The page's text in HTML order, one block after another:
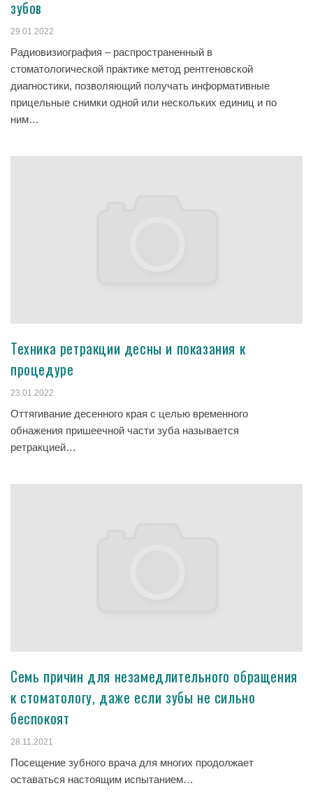
зубов
29.01.2022
Радиовизиография – распространенный в
стоматологической практике метод рентгеновской
диагностики, позволяющий получать информативные
прицельные снимки одной или нескольких единиц и по
ним…
Техника ретракции десны и показания к
процедуре
23.01.2022
Оттягивание десенного края с целью временного
обнажения пришеечной части зуба называется
ретракцией…
Семь причин для незамедлительного обращения
к стоматологу, даже если зубы не сильно
беспокоят
28.11.2021
Посещение зубного врача для многих продолжает
оставаться настоящим испытанием…